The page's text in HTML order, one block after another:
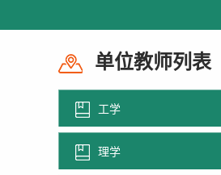
单位教师列表
工学
理学